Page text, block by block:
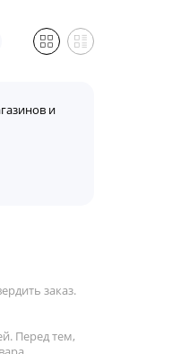
и
заказ.
Перед тем,